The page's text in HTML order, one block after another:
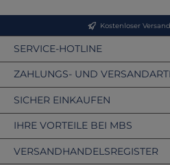
Kostenloser
SERVICE-HOTLINE
ZAHLUNGS- UND
VERSANDHANDELSREGISTER
SICHER EINKAUFEN
IHRE VORTEILE BEI MBS